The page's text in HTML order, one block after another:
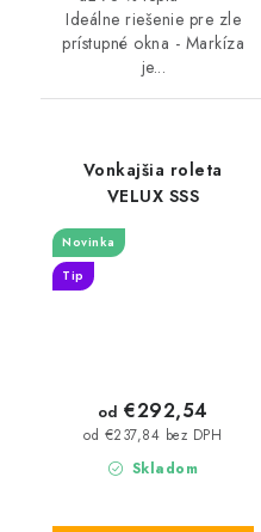
Ideálne riešenie pre zle
prístupné okna - Markíza
je...
Vonkajšia roleta
VELUX SSS
Novinka
Tip
Skladom
od €237,84 bez DPH
od €292,54